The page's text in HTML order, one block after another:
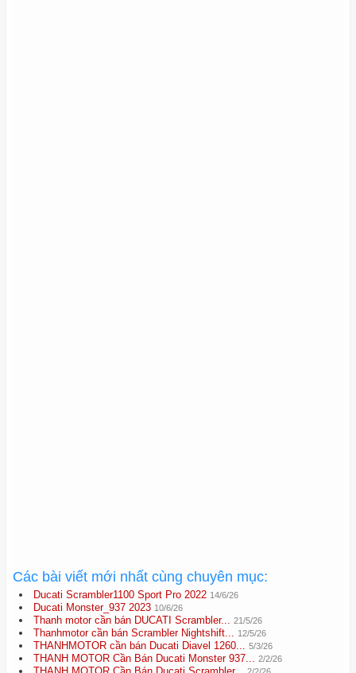
Các bài viết mới nhất cùng chuyên mục:
Ducati Scrambler1100 Sport Pro 2022 14/6/26
Ducati Monster_937 2023 10/6/26
Thanh motor cần bán DUCATI Scrambler... 21/5/26
Thanhmotor cần bán Scrambler Nightshift... 12/5/26
THANHMOTOR cần bán Ducati Diavel 1260... 5/3/26
THANH MOTOR Cần Bán Ducati Monster 937... 2/2/26